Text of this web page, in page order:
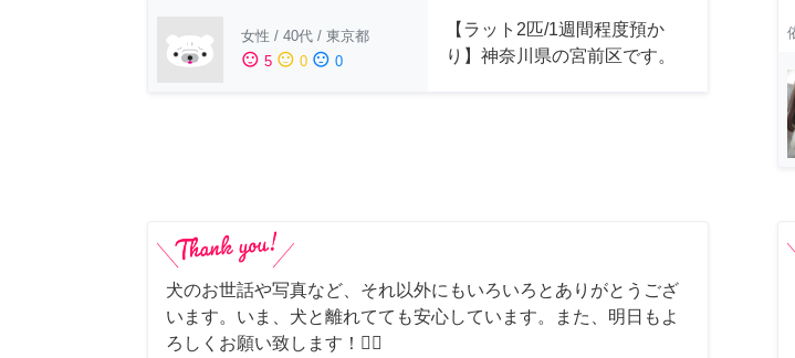
女性 / 40代 / 東京都
sentiment_satisfied 5 sentiment_neutral 0 sentiment_dissatisfied 0
【ラット2匹/1週間程度預か
り】神奈川県の宮前区です。
犬のお世話や写真など、それ以外にもいろいろとありがとうござ
います。いま、犬と離れてても安心しています。また、明日もよ
ろしくお願い致します！🙇‍♂️